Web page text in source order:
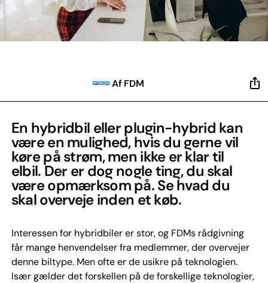
Af FDM
En hybridbil eller plugin-hybrid kan
være en mulighed, hvis du gerne vil
køre på strøm, men ikke er klar til
elbil. Der er dog nogle ting, du skal
være opmærksom på. Se hvad du
skal overveje inden et køb.
Interessen for hybridbiler er stor, og FDMs rådgivning
får mange henvendelser fra medlemmer, der overvejer
denne biltype. Men ofte er de usikre på teknologien.
Især gælder det forskellen på de forskellige teknologier,